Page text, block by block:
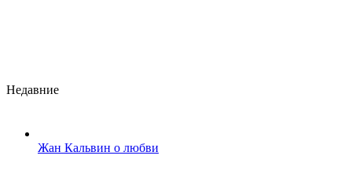
Недавние
Жан Кальвин о любви